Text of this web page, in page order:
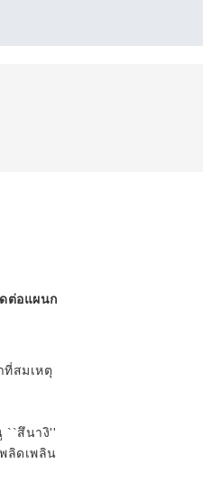
ต่อแผนก
ที่สมเหตุ
``สึนางิ''
ลิดเพลิน